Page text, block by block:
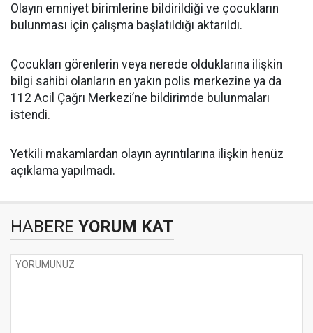
Olayın emniyet birimlerine bildirildiği ve çocukların
bulunması için çalışma başlatıldığı aktarıldı.
Çocukları görenlerin veya nerede olduklarına ilişkin
bilgi sahibi olanların en yakın polis merkezine ya da
112 Acil Çağrı Merkezi’ne bildirimde bulunmaları
istendi.
Yetkili makamlardan olayın ayrıntılarına ilişkin henüz
açıklama yapılmadı.
HABERE YORUM KAT